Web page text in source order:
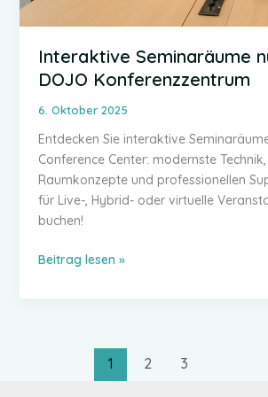
Interaktive Seminaräume
DOJO Konferenzzentrum
6. Oktober 2025
Entdecken Sie interaktive
Conference Center: modernste
Raumkonzepte und professionellen
für Live-, Hybrid- oder virtuelle
buchen!
Interaktive
Konferenzzentrum
Beitrag lesen »
1 2 3